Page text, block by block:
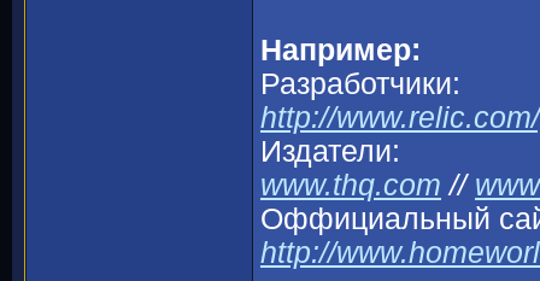
Например:
Разработчики:
http://
Издатели:
www.thq.com //
Оффициальный
http://